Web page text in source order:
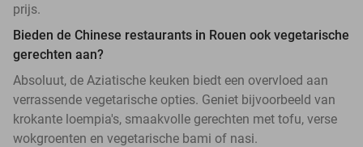
prijs.
Bieden de Chinese restaurants in Rouen ook vegetarische
gerechten aan?
Absoluut, de Aziatische keuken biedt een overvloed aan
verrassende vegetarische opties. Geniet bijvoorbeeld van
krokante loempia's, smaakvolle gerechten met tofu, verse
wokgroenten en vegetarische bami of nasi.